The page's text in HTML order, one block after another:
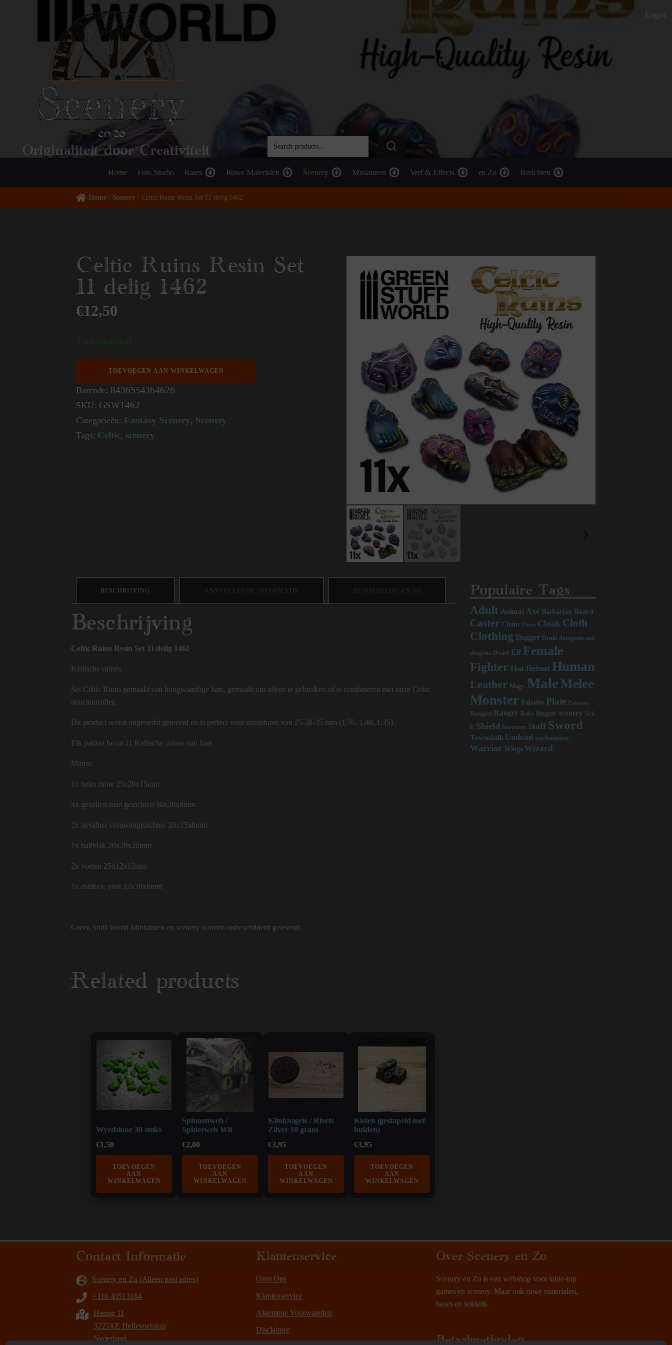
Login
Originaliteit door Creativiteit
Home Foto Studio Bases Ruwe Materialen Scenery Miniaturen Verf & Effects en Zo Berichten
Home/ Scenery/ Celtic Ruins Resin Set 11 delig 1462
Celtic Ruins Resin Set
11 delig 1462
€12,50
1 op voorraad
Resin
11
1462
aantal
TOEVOEGEN AAN WINKELWAGEN
Barcode: 8436554364626
SKU: GSW1462
Categorieën: Fantasy Scenery, Scenery
Tags: Celtic, scenery
BESCHRIJVING AANVULLENDE INFORMATIE BEOORDELINGEN (0)
Beschrijving
Celtic Ruins Resin Set 11 delig 1462
Keltische ruïnes
Set Celtic Ruins gemaakt van hoogwaardige hars, gemaakt om alleen te gebruiken of te combineren met onze Celtic
structuurroller.
Dit product wordt ongeverfd geleverd en is perfect voor miniaturen van 25-28-35 mm (1:76, 1:48, 1:35).
Elk pakket bevat 11 Keltische ruïnes van hars
Maten:
1x helm ruïne 25x20x15mm
4x gevallen man gezichten 30x20x8mm
2x gevallen vrouwengezichten 20x15x8mm
1x halfvlak 20x20x20mm
2x voeten 25x12x12mm
1x dubbele voet 32x20x8mm
Green Stuff World Miniaturen en scenery worden onbeschilderd geleverd.
Related products
Wyrdstone 30 stuks
€1,50
TOEVOEGEN
AAN
WINKELWAGEN
Spinnenweb /
Spiderweb Wit
€2,00
TOEVOEGEN
AAN
WINKELWAGEN
Klinknagels / Rivets
Zilver 10 gram
€3,95
TOEVOEGEN
AAN
WINKELWAGEN
Kisten (gestapeld met
huiden)
€3,95
TOEVOEGEN
AAN
WINKELWAGEN
Populaire Tags
Adult Animal Axe Barbarian Beard
Caster Chain Cleric Cloak Cloth
Clothing Dagger Druid dungeons and
dragons Dwarf Elf Female
Fighter Hat Helmet Human
Leather Mage MaleMelee
Monster Paladin Plate Polearm
Ranged Ranger Robe Rogue scenery Sci-
fi Shield Sorcerer Staff Sword
Townsfolk Undead warhammer
Warrior Wings Wizard
Contact Informatie
Scenery en Zo (Alleen post adres)
+316 43513184
Haring 11
3225XE Hellevoetsluis
Nederland
Klantenservice
Over Ons
Klantenservice
Algemene Voorwaarden
Disclaimer
Over Scenery en Zo
Scenery en Zo is een webshop voor table-top
games en scenery. Maar ook ruwe materialen,
bases en sokkels.
Betaalmethoden